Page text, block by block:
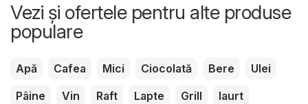
Vezi și ofertele pentru alte produse
populare
Apă Cafea Mici Ciocolată Bere
Ulei
Pâine
Vin Raft Lapte Grill
Iaurt